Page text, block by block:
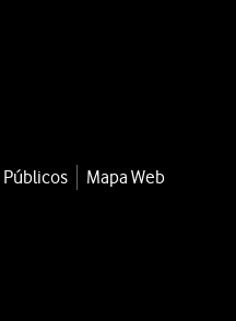
Públicos
Mapa Web